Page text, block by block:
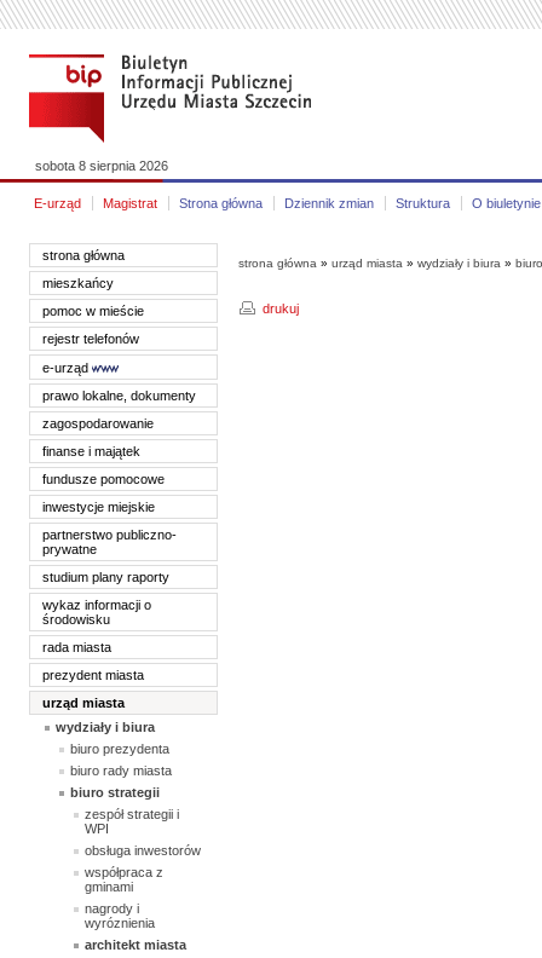
sobota 8 sierpnia 2026
E-urząd Magistrat Strona główna Dziennik zmian Struktura O biuletynie
strona główna
mieszkańcy
pomoc w mieście
rejestr telefonów
e-urząd
prawo lokalne, dokumenty
zagospodarowanie
finanse i majątek
fundusze pomocowe
inwestycje miejskie
partnerstwo publiczno-
prywatne
studium plany raporty
wykaz informacji o
środowisku
rada miasta
prezydent miasta
urząd miasta
wydziały i biura
biuro prezydenta
biuro rady miasta
biuro strategii
zespół strategii i
WPI
obsługa inwestorów
współpraca z
gminami
nagrody i
wyróznienia
architekt miasta
strona główna » urząd miasta » wydziały i biura »
drukuj